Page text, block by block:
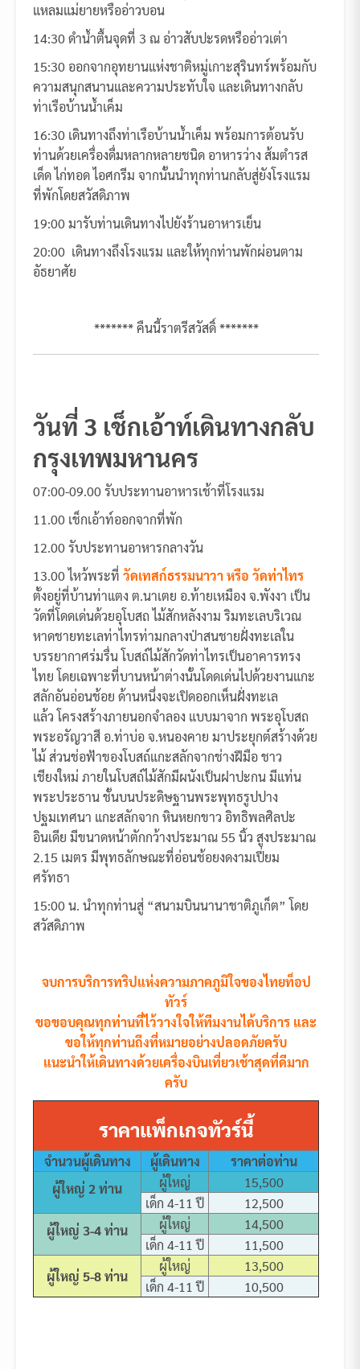
แหลมแม่ยายหรืออ่าวบอน
14:30 ดำน้ำตื้นจุดที่ 3 ณ อ่าวสับปะรดหรืออ่าวเต่า
15:30 ออกจากอุทยานแห่งชาติหมู่เกาะสุรินทร์พร้อมกับ
ความสนุกสนานและความประทับใจ และเดินทางกลับ
ท่าเรือบ้านน้ำเค็ม
16:30 เดินทางถึงท่าเรือบ้านน้ำเค็ม พร้อมการต้อนรับ
ท่านด้วยเครื่องดื่มหลากหลายชนิด อาหารว่าง ส้มตำรส
เด็ด ไก่ทอด ไอศกรีม จากนั้นนำทุกท่านกลับสู่ยังโรงแรม
ที่พักโดยสวัสดิภาพ
19:00 มารับท่านเดินทางไปยังร้านอาหารเย็น
20:00 เดินทางถึงโรงแรม และให้ทุกท่านพักผ่อนตาม
อัธยาศัย
******* คืนนี้ราตรีสวัสดิ์ *******
วันที่ 3 เช็กเอ้าท์เดินทางกลับ
กรุงเทพมหานคร
07:00-09.00 รับประทานอาหารเช้าที่โรงแรม
11.00 เช็กเอ้าท์ออกจากที่พัก
12.00 รับประทานอาหารกลางวัน
13.00 ไหว้พระที่ วัดเทสก์ธรรมนาวา หรือ วัดท่าไทร
ตั้งอยู่ที่บ้านท่าแตง ต.นาเตย อ.ท้ายเหมือง จ.พังงา เป็น
วัดที่โดดเด่นด้วยอุโบสถ ไม้สักหลังงาม ริมทะเลบริเวณ
หาดชายทะเลท่าไทรท่ามกลางป่าสนชายฝั่งทะเลใน
บรรยากาศร่มรื่น โบสถ์ไม้สักวัดท่าไทรเป็นอาคารทรง
ไทย โดยเฉพาะที่บานหน้าต่างนั้นโดดเด่นไปด้วยงานแกะ
สลักอันอ่อนช้อย ด้านหนึ่งจะเปิดออกเห็นฝั่งทะเล
แล้ว โครงสร้างภายนอกจำลอง แบบมาจาก พระอุโบสถ
พระอรัญวาสี อ.ท่าบ่อ จ.หนองคาย มาประยุกต์สร้างด้วย
ไม้ ส่วนช่อฟ้าของโบสถ์แกะสลักจากช่างฝีมือ ชาว
เชียงใหม่ ภายในโบสถ์ไม้สักมีผนังเป็นฝาปะกน มีแท่น
พระประธาน ชั้นบนประดิษฐานพระพุทธรูปปาง
ปฐมเทศนา แกะสลักจาก หินหยกขาว อิทธิพลศิลปะ
อินเดีย มีขนาดหน้าตักกว้างประมาณ 55 นิ้ว สูงประมาณ
2.15 เมตร มีพุทธลักษณะที่อ่อนช้อยงดงามเปี่ยม
ศรัทธา
15:00 น. นำทุกท่านสู่ “สนามบินนานาชาติภูเก็ต” โดย
สวัสดิภาพ
จบการบริการทริปแห่งความภาคภูมิใจของไทยท็อป
ทัวร์
ขอขอบคุณทุกท่านที่ไว้วางใจให้ทีมงานได้บริการ และ
ขอให้ทุกท่านถึงที่หมายอย่างปลอดภัยครับ
แนะนำให้เดินทางด้วยเครื่องบินเที่ยวเช้าสุดที่ดีมาก
ครับ
ราคาแพ็กเกจทัวร์นี้
จำนวนผู้เดินทาง ผู้เดินทาง
ราคาต่อท่าน
ผู้ใหญ่ 2 ท่าน
ผู้ใหญ่
15,500
เด็ก 4-11 ปี
12,500
ผู้ใหญ่ 3-4 ท่าน
ผู้ใหญ่
14,500
เด็ก 4-11 ปี
11,500
ผู้ใหญ่ 5-8 ท่าน
ผู้ใหญ่
13,500
เด็ก 4-11 ปี
10,500